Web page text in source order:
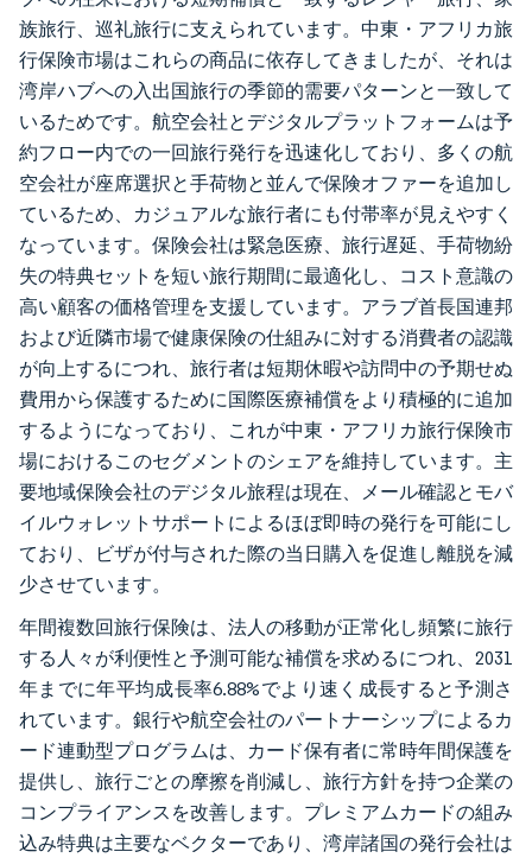
族旅行、巡礼旅行に支えられています。中東・アフリカ旅
行保険市場はこれらの商品に依存してきましたが、それは
湾岸ハブへの入出国旅行の季節的需要パターンと一致して
いるためです。航空会社とデジタルプラットフォームは予
約フロー内での一回旅行発行を迅速化しており、多くの航
空会社が座席選択と手荷物と並んで保険オファーを追加し
ているため、カジュアルな旅行者にも付帯率が見えやすく
なっています。保険会社は緊急医療、旅行遅延、手荷物紛
失の特典セットを短い旅行期間に最適化し、コスト意識の
高い顧客の価格管理を支援しています。アラブ首長国連邦
および近隣市場で健康保険の仕組みに対する消費者の認識
が向上するにつれ、旅行者は短期休暇や訪問中の予期せぬ
費用から保護するために国際医療補償をより積極的に追加
するようになっており、これが中東・アフリカ旅行保険市
場におけるこのセグメントのシェアを維持しています。主
要地域保険会社のデジタル旅程は現在、メール確認とモバ
イルウォレットサポートによるほぼ即時の発行を可能にし
ており、ビザが付与された際の当日購入を促進し離脱を減
少させています。
年間複数回旅行保険は、法人の移動が正常化し頻繁に旅行
する人々が利便性と予測可能な補償を求めるにつれ、2031
年までに年平均成長率6.88%でより速く成長すると予測さ
れています。銀行や航空会社のパートナーシップによるカ
ード連動型プログラムは、カード保有者に常時年間保護を
提供し、旅行ごとの摩擦を削減し、旅行方針を持つ企業の
コンプライアンスを改善します。プレミアムカードの組み
込み特典は主要なベクターであり、湾岸諸国の発行会社は